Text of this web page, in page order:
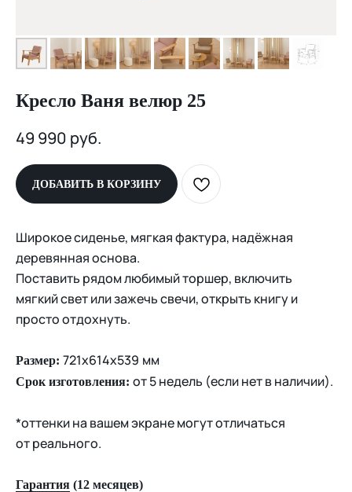
Кресло Ваня велюр 25
49 990 руб.
ДОБАВИТЬ В КОРЗИНУ
Широкое сиденье, мягкая фактура, надёжная
деревянная основа.
Поставить рядом любимый торшер, включить
мягкий свет или зажечь свечи, открыть книгу и
просто отдохнуть.
Размер: 721х614х539 мм
Срок изготовления: от 5 недель (если нет в наличии).
*оттенки на вашем экране могут отличаться
от реального.
Гарантия (12 месяцев)